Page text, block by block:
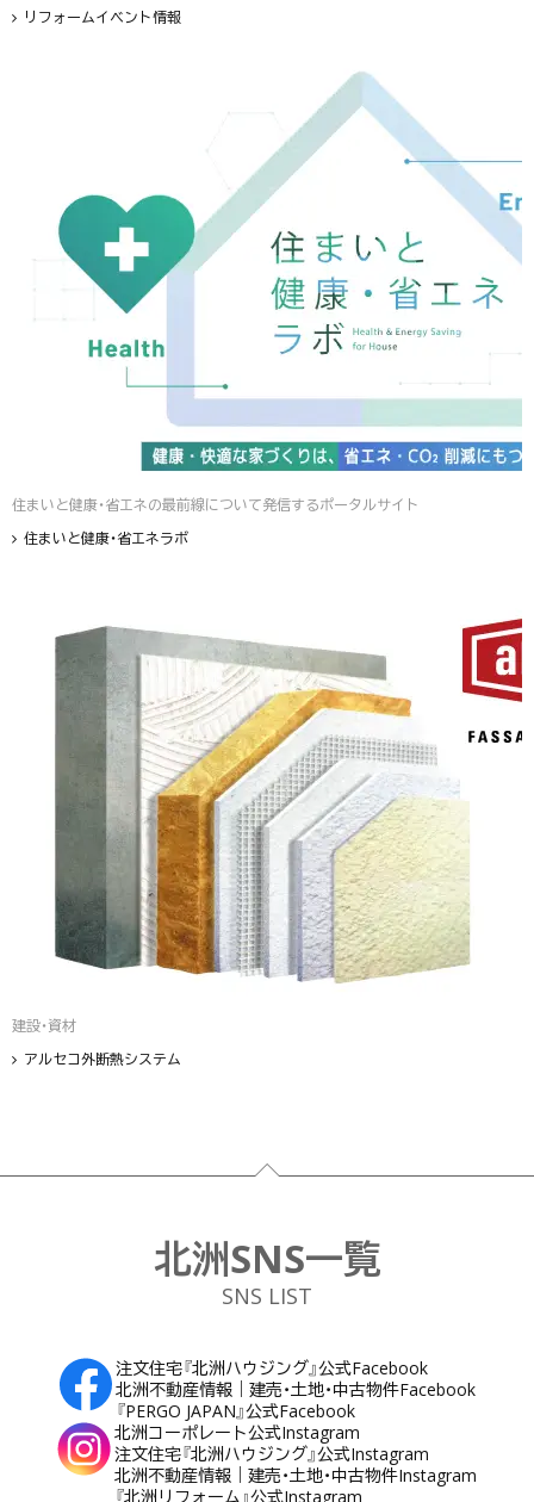
リフォームイベント情報
住まいと健康・省エネの最前線について発信するポータルサイト
住まいと健康・省エネラボ
建設・資材
アルセコ外断熱システム
フッター
北洲SNS一覧
SNS LIST
注文住宅『北洲ハウジング』公式Facebook
北洲不動産情報｜建売・土地・中古物件Facebook
『PERGO JAPAN』公式Facebook
北洲コーポレート公式Instagram
注文住宅『北洲ハウジング』公式Instagram
北洲不動産情報｜建売・土地・中古物件Instagram
『北洲リフォーム』公式Instagram